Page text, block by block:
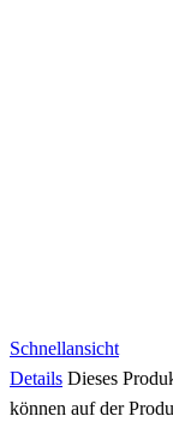
Schnellansicht
Details Dieses
können auf der